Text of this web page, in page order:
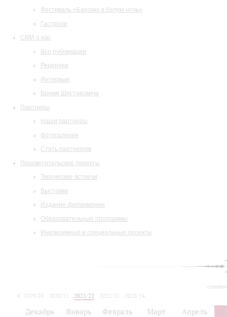
Фестиваль «Барокко в белую ночь»
Гастроли
СМИ о нас
Все публикации
Рецензии
Интервью
Время Шостаковича
Партнеры
Наши партнеры
Фотогалерея
Стать партнером
Просветительские проекты
Творческие встречи
Выставки
Издания филармонии
Образовательные программы
Инклюзивные и специальные проекты
2019/20 2020/21 2021/22 2022/23
2023/24
Декабрь Январь Февраль Март Апрель